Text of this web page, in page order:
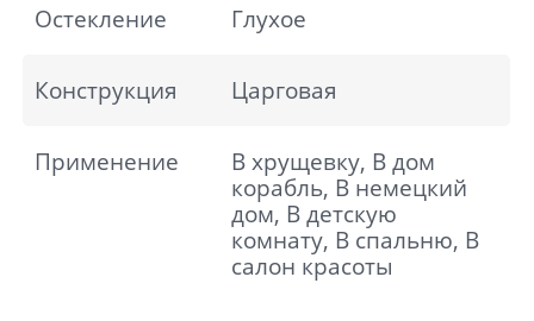
Остекление Глухое
Конструкция Царговая
Применение
В хрущевку, В дом
корабль, В немецкий
дом, В детскую
комнату, В спальню, В
салон красоты